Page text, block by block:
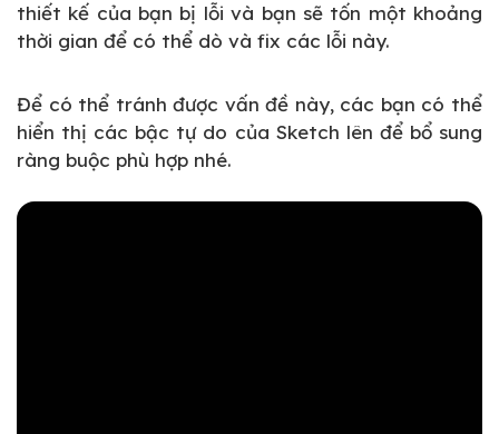
thiết kế của bạn bị lỗi và bạn sẽ tốn một khoảng
thời gian để có thể dò và fix các lỗi này.
Để có thể tránh được vấn đề này, các bạn có thể
hiển thị các bậc tự do của Sketch lên để bổ sung
ràng buộc phù hợp nhé.